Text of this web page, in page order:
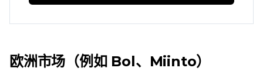
欧洲市场（例如 Bol、Miinto）